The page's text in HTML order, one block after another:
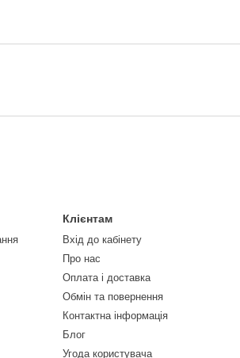
Клієнтам
Вхід до кабінету
Про нас
Оплата і доставка
Обмін та повернення
Контактна інформація
Блог
Угода користувача